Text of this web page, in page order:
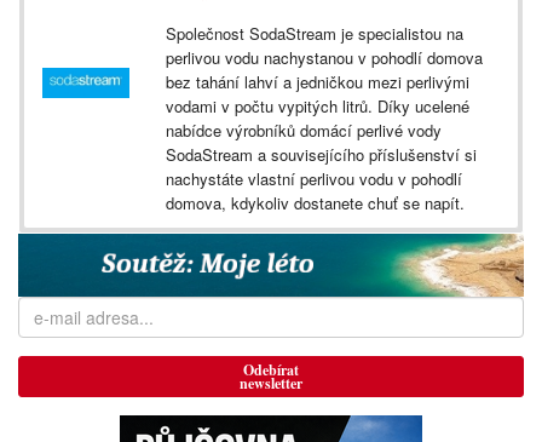
Společnost SodaStream je specialistou na
perlivou vodu nachystanou v pohodlí domova
bez tahání lahví a jedničkou mezi perlivými
vodami v počtu vypitých litrů. Díky ucelené
nabídce výrobníků domácí perlivé vody
SodaStream a souvisejícího příslušenství si
nachystáte vlastní perlivou vodu v pohodlí
domova, kdykoliv dostanete chuť se napít.
Odebírat
newsletter